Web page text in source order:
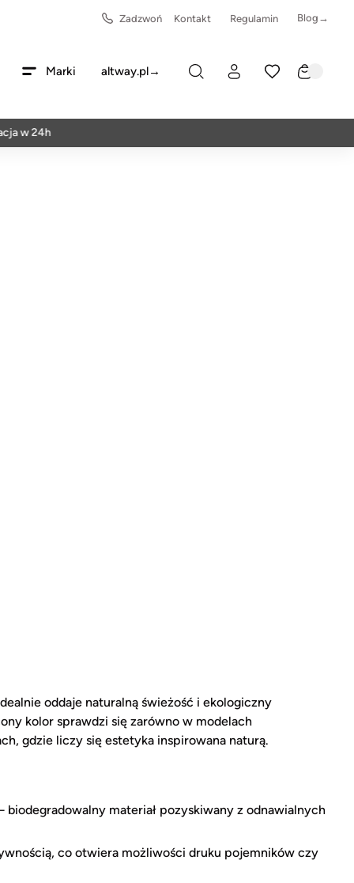
Zadzwoń Kontakt Regulamin Blog→
Marki altway.pl→
oddaje naturalną świeżość i ekologiczny
kolor sprawdzi się zarówno w modelach
gdzie liczy się estetyka inspirowana naturą.
materiał pozyskiwany z odnawialnych
co otwiera możliwości druku pojemników czy